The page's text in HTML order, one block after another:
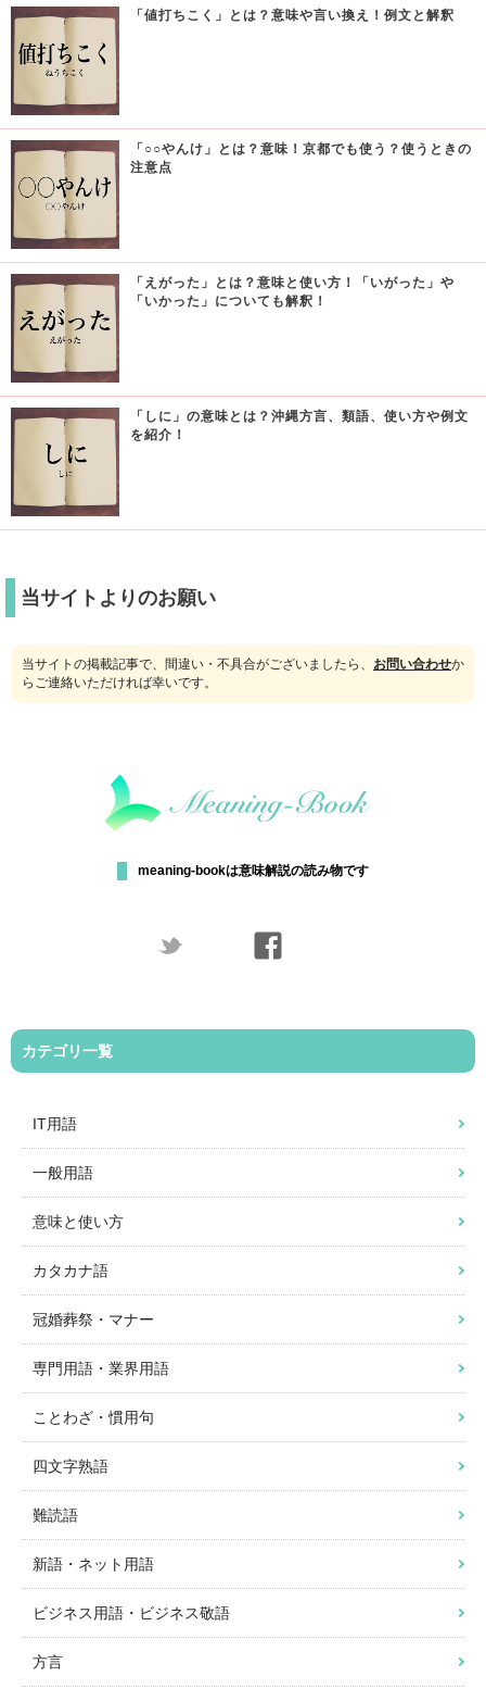
「値打ちこく」とは？意味や言い換え！例文と解釈
「○○やんけ」とは？意味！京都でも使う？使うときの
注意点
「えがった」とは？意味と使い方！「いがった」や
「いかった」についても解釈！
「しに」の意味とは？沖縄方言、類語、使い方や例文
を紹介！
当サイトよりのお願い
当サイトの掲載記事で、間違い・不具合がございましたら、 お問い合わせか
らご連絡いただければ幸いです。
meaning-bookは意味解説の読み物です
カテゴリ一覧
IT用語
一般用語
意味と使い方
カタカナ語
冠婚葬祭・マナー
専門用語・業界用語
ことわざ・慣用句
四文字熟語
難読語
新語・ネット用語
ビジネス用語・ビジネス敬語
方言